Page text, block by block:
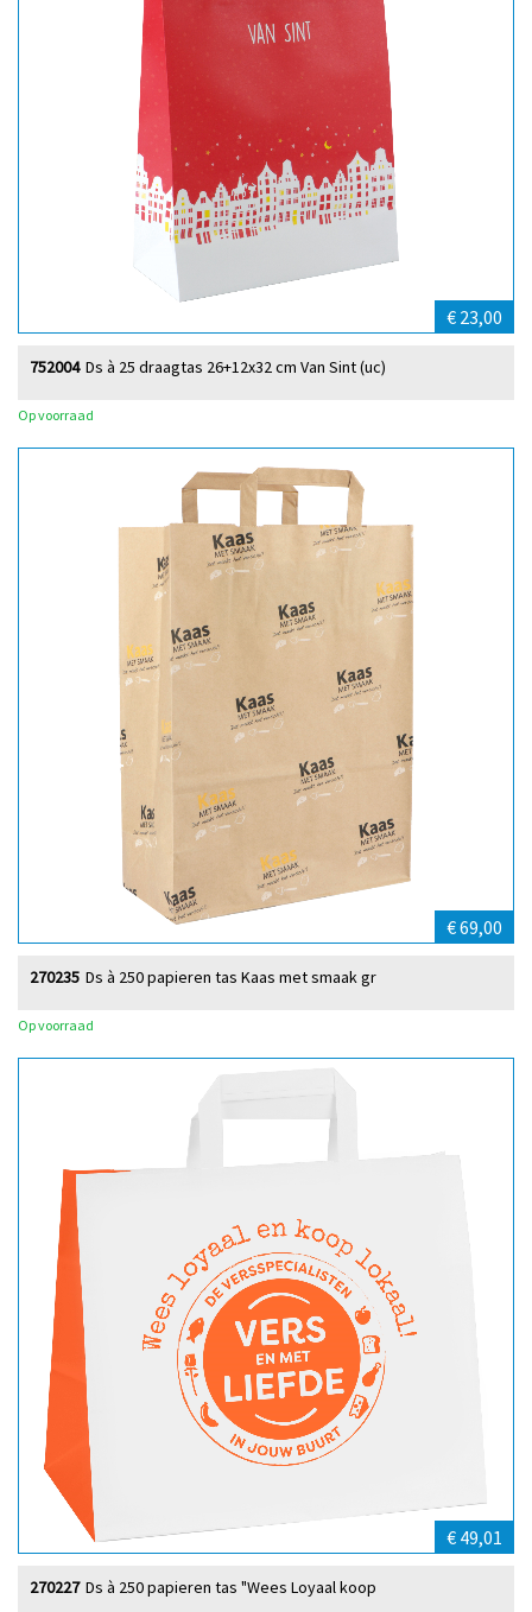
€ 23,00
Ds à 25 draagtas 26+12x32 cm Van Sint (uc)
752004
Op voorraad
€ 69,00
Ds à 250 papieren tas Kaas met smaak gr
270235
Op voorraad
€ 49,01
Ds à 250 papieren tas "Wees Loyaal koop
270227